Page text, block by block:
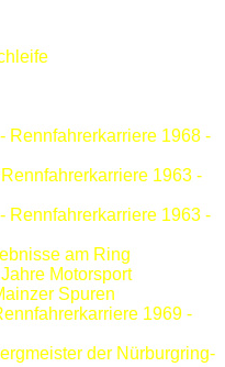
Rennfahrerkarriere 1968 -
1963 -
Rennfahrerkarriere 1963 -
am Ring
Motorsport
Spuren
1969 -
der Nürburgring-